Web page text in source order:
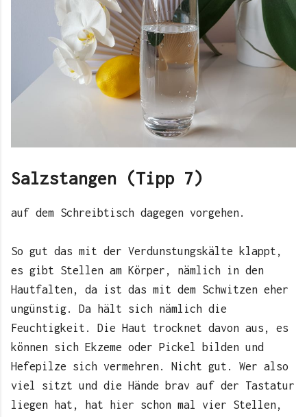
Salzstangen (Tipp 7)
auf dem Schreibtisch dagegen vorgehen.
So gut das mit der Verdunstungskälte klappt,
es gibt Stellen am Körper, nämlich in den
Hautfalten, da ist das mit dem Schwitzen eher
ungünstig. Da hält sich nämlich die
Feuchtigkeit. Die Haut trocknet davon aus, es
können sich Ekzeme oder Pickel bilden und
Hefepilze sich vermehren. Nicht gut. Wer also
viel sitzt und die Hände brav auf der Tastatur
liegen hat, hat hier schon mal vier Stellen,